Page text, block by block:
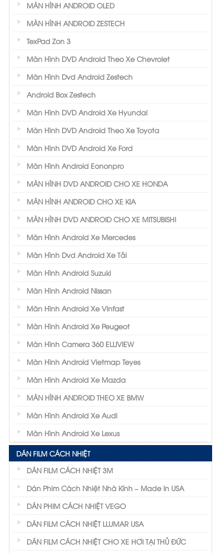
MÀN HÌNH ANDROID OLED
MÀN HÌNH ANDROID ZESTECH
TexPad Zon 3
Màn Hình DVD Android Theo Xe Chevrolet
Màn Hình Dvd Android Zestech
Android Box Zestech
Màn Hình DVD Android Xe Hyundai
Màn Hình DVD Android Theo Xe Toyota
Màn Hình DVD Android Xe Ford
Màn Hình Android Eononpro
MÀN HÌNH DVD ANDROID CHO XE HONDA
MÀN HÌNH ANDROID CHO XE KIA
MÀN HÌNH DVD ANDROID CHO XE MITSUBISHI
Màn Hình Android Xe Mercedes
Màn Hình Dvd Android Xe Tải
Màn Hình Android Suzuki
Màn Hình Android Nissan
Màn Hình Android Xe Vinfast
Màn Hình Android Xe Peugeot
Màn Hình Camera 360 ELLIVIEW
Màn Hình Android Vietmap Teyes
Màn Hình Android Xe Mazda
MÀN HÌNH ANDROID THEO XE BMW
Màn Hình Android Xe Audi
Màn Hình Android Xe Lexus
DÁN FILM CÁCH NHIỆT
DÁN FILM CÁCH NHIỆT 3M
Dán Phim Cách Nhiệt Nhà Kính – Made In USA
DÁN PHIM CÁCH NHIỆT VEGO
DÁN FILM CÁCH NHIỆT LLUMAR USA
DÁN FILM CÁCH NHIỆT CHO XE HƠI TẠI THỦ ĐỨC